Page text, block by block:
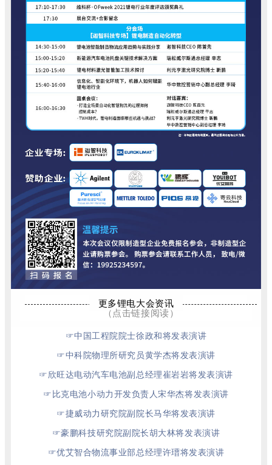
更多锂电大会资讯
（点击链接阅读）
☞中国工程院院士徐政和将发表演讲
☞中科院物理所研究员黄学杰将发表演讲
☞欣旺达电动汽车电池副总经理崔岩岩将发表演讲
☞比克电池小动力开发负责人宋华杰将发表演讲
☞捷威动力研究院副院长马华将发表演讲
☞豪鹏科技研究院副院长胡大林将发表演讲
☞优艾智合物流事业部总经理许瑨将发表演讲